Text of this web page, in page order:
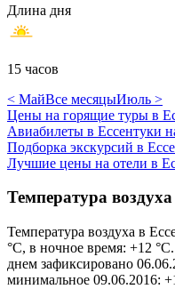
Длина дня
15 часов
< МайВсе месяцыИюль >
Цены на горящие туры в
Авиабилеты в Ессентуки
Подборка экскурсий в
Лучшие цены на отели в
Температура
Температура воздуха в
°C, в ночное время: +12
днем зафиксировано
минимальное 09.06.2016: